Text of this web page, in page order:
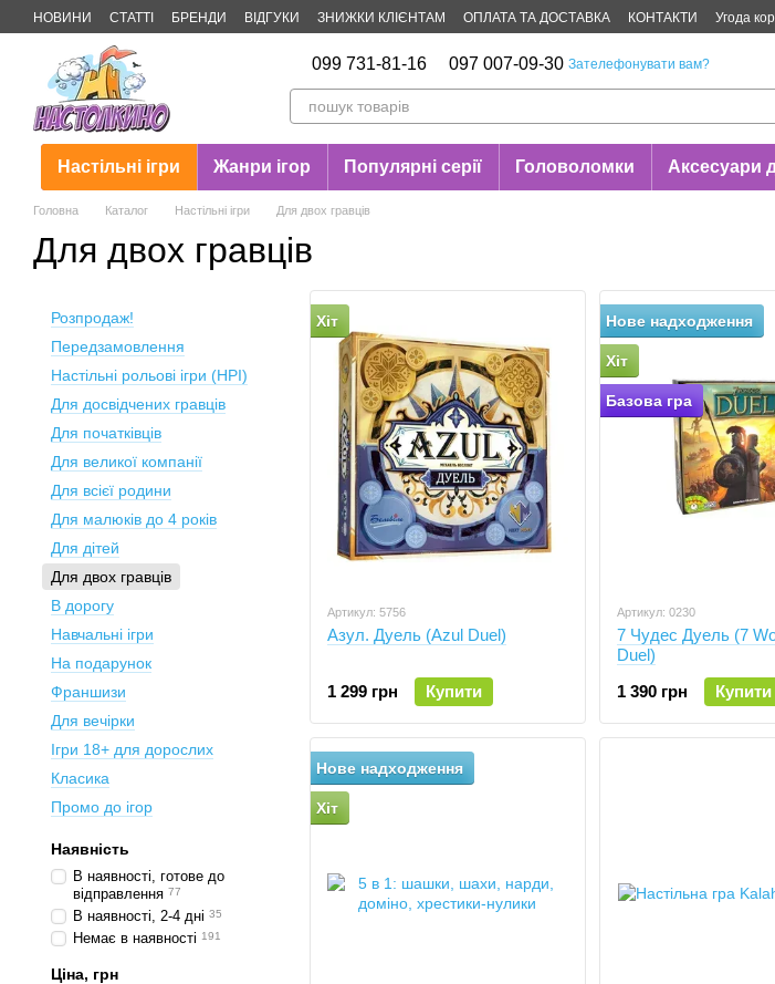
Перейти до основного контенту
НОВИНИ СТАТТІ БРЕНДИ ВІДГУКИ ЗНИЖКИ КЛІЄНТАМ ОПЛАТА ТА ДОСТАВКА КОНТАКТИ Угода
099 731-81-16 097 007-09-30 Зателефонувати вам?
Настільні ігри Жанри ігор Популярні серії Головоломки Аксесуари
Головна Каталог Настільні ігри Для двох гравців
Для двох гравців
Хіт
Артикул: 5756
Азул. Дуель (Azul Duel)
1 299 грн Купити
Нове надходження
Хіт
Базова гра
Артикул: 0230
7 Чудес Дуель (7
Duel)
1 390 грн
Купити
Нове надходження
Хіт
Розпродаж!
Передзамовлення
Настільні рольові ігри (НРІ)
Для досвідчених гравців
Для початківців
Для великої компанії
Для всієї родини
Для малюків до 4 років
Для дітей
Для двох гравців
В дорогу
Навчальні ігри
На подарунок
Франшизи
Для вечірки
Ігри 18+ для дорослих
Класика
Промо до ігор
Наявність
В наявності, готове до
відправлення 77
В наявності, 2-4 дні 35
Немає в наявності 191
Ціна, грн